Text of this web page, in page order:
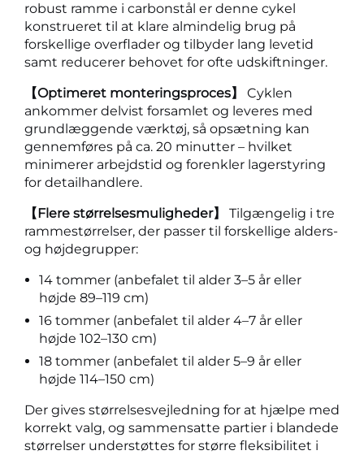
robust ramme i carbonstål er denne cykel
konstrueret til at klare almindelig brug på
forskellige overflader og tilbyder lang levetid
samt reducerer behovet for ofte udskiftninger.
【Optimeret monteringsproces】 Cyklen
ankommer delvist forsamlet og leveres med
grundlæggende værktøj, så opsætning kan
gennemføres på ca. 20 minutter – hvilket
minimerer arbejdstid og forenkler lagerstyring
for detailhandlere.
【Flere størrelsesmuligheder】 Tilgængelig i tre
rammestørrelser, der passer til forskellige alders-
og højdegrupper:
14 tommer (anbefalet til alder 3–5 år eller
højde 89–119 cm)
16 tommer (anbefalet til alder 4–7 år eller
højde 102–130 cm)
18 tommer (anbefalet til alder 5–9 år eller
højde 114–150 cm)
Der gives størrelsesvejledning for at hjælpe med
korrekt valg, og sammensatte partier i blandede
størrelser understøttes for større fleksibilitet i